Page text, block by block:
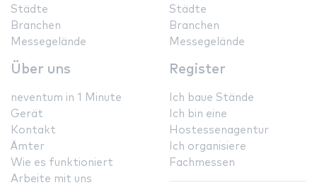
Städte
Branchen
Messegelände
Städte
Branchen
Messegelände
Über uns
neventum in 1 Minute
Gerät
Kontakt
Ämter
Wie es funktioniert
Arbeite mit uns
Register
Ich baue Stände
Ich bin eine
Hostessenagentur
Ich organisiere
Fachmessen